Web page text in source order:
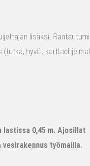
lisäksi.
(tutka, hyvät
lastissa 0,45 m. Ajosillat
työmailla.